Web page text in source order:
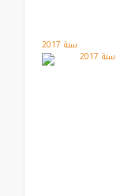
سنة 2017